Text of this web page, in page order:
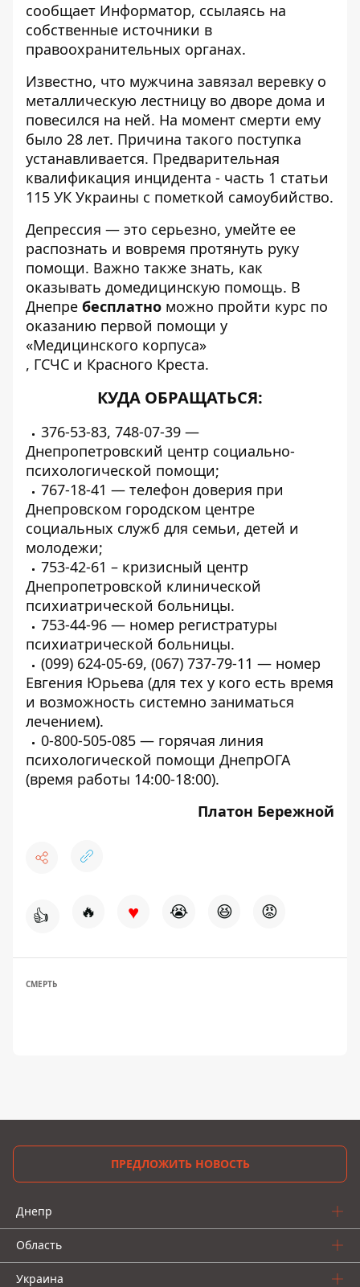
сообщает Информатор, ссылаясь на
собственные источники в
правоохранительных органах.
Известно, что мужчина завязал веревку о
металлическую лестницу во дворе дома и
повесился на ней. На момент смерти ему
было 28 лет. Причина такого поступка
устанавливается. Предварительная
квалификация инцидента - часть 1 статьи
115 УК Украины с пометкой самоубийство.
Депрессия — это серьезно, умейте ее
распознать и вовремя протянуть руку
помощи. Важно также знать, как
оказывать домедицинскую помощь. В
Днепре бесплатно можно пройти курс по
оказанию первой помощи у
«Медицинского корпуса»
, ГСЧС и Красного Креста.
КУДА ОБРАЩАТЬСЯ:
376-53-83, 748-07-39 —
Днепропетровский центр социально-
психологической помощи;
767-18-41 — телефон доверия при
Днепровском городском центре
социальных служб для семьи, детей и
молодежи;
753-42-61 – кризисный центр
Днепропетровской клинической
психиатрической больницы.
753-44-96 — номер регистратуры
психиатрической больницы.
(099) 624-05-69, (067) 737-79-11 — номер
Евгения Юрьева (для тех у кого есть время
и возможность системно заниматься
лечением).
0-800-505-085 — горячая линия
психологической помощи ДнепрОГА
(время работы 14:00-18:00).
Платон Бережной
👍 🔥 ♥ 😭 😆 😡
СМЕРТЬ
ПРЕДЛОЖИТЬ НОВОСТЬ
Днепр
Область
Украина